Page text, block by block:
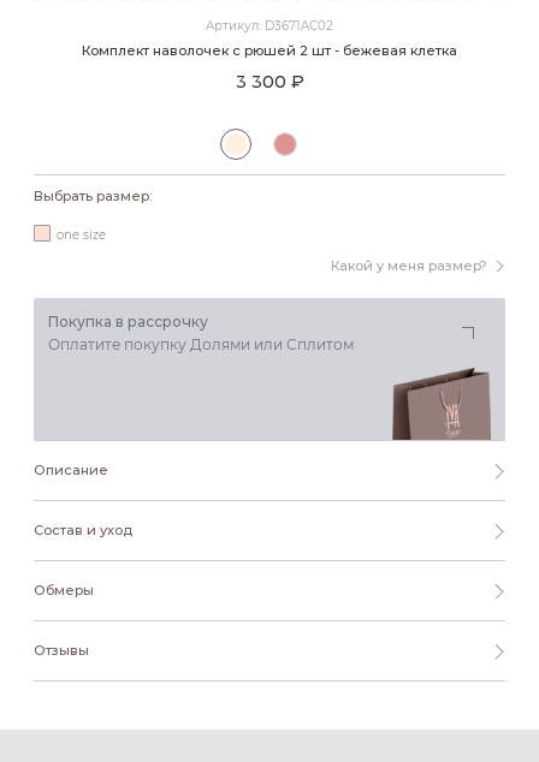
Артикул: D3671AC02
Комплект наволочек с рюшей 2 шт - бежевая клетка
3 300 ₽
Выбрать размер:
Какой у меня размер?
one size
Покупка в рассрочку
Оплатите покупку Долями или Сплитом
Описание
Состав и уход
Обмеры
Отзывы